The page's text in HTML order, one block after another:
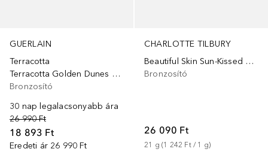
GUERLAIN
Terracotta
Terracotta Golden Dunes Limitált kiadás
Bronzosító
30 nap legalacsonyabb ára
26 990 Ft
18 893 Ft
Eredeti ár 26 990 Ft
CHARLOTTE TILBURY
Beautiful Skin Sun-Kissed Glow
Bronzosító
26 090 Ft
21 g (1 242 Ft / 1 g)